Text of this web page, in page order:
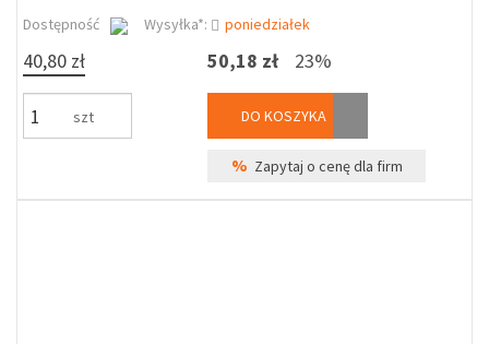
Dostępność
Wysyłka*: poniedziałek
40,80 zł
szt
50,18 zł 23%
DO KOSZYKA
% Zapytaj o cenę dla firm